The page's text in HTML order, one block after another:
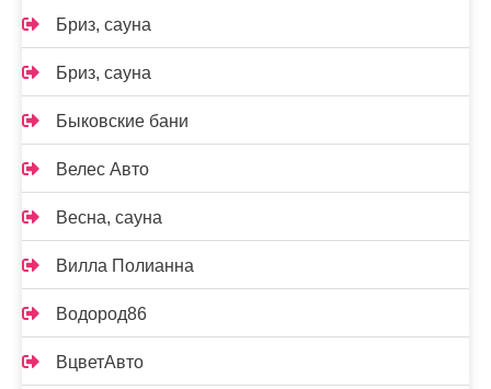
Бриз, сауна
Бриз, сауна
Быковские бани
Велес Авто
Весна, сауна
Вилла Полианна
Водород86
ВцветАвто